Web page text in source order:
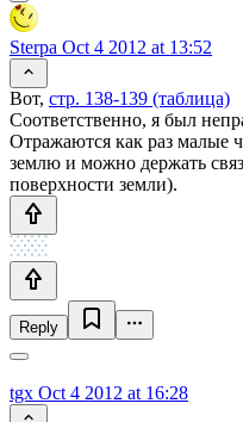
Sterpa Oct 4 2012 at 13:52
Вот, стр. 138-139 (таблица)
Соответственно, я был
Отражаются как раз малые
землю и можно держать
поверхности земли).
Reply
tgx Oct 4 2012 at 16:28